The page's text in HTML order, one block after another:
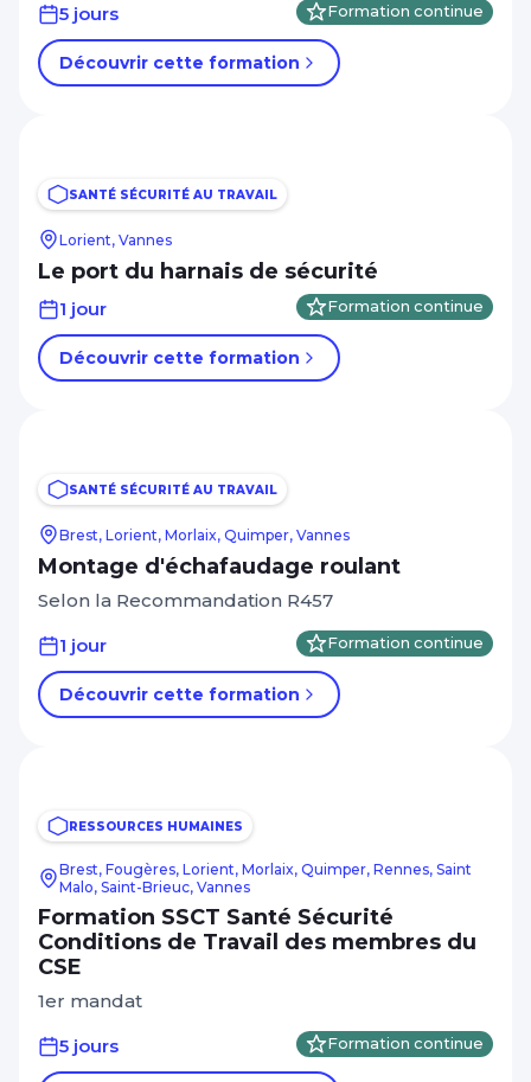
5 jours Formation continue
Découvrir cette formation
SANTÉ SÉCURITÉ AU TRAVAIL
Lorient, Vannes
Le port du harnais de sécurité
1 jour Formation continue
Découvrir cette formation
SANTÉ SÉCURITÉ AU TRAVAIL
Brest, Lorient, Morlaix, Quimper, Vannes
Montage d'échafaudage roulant
Selon la Recommandation R457
1 jour
Formation continue
Découvrir cette formation
RESSOURCES HUMAINES
Brest, Fougères, Lorient, Morlaix, Quimper, Rennes, Saint
Malo, Saint-Brieuc, Vannes
Formation SSCT Santé Sécurité
Conditions de Travail des membres du
CSE
1er mandat
5 jours
Formation continue